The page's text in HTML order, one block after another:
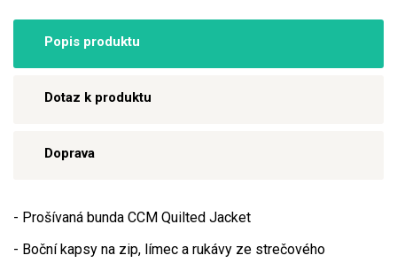
Popis produktu
Dotaz k produktu
Doprava
- Prošívaná bunda CCM Quilted Jacket
- Boční kapsy na zip, límec a rukávy ze strečového